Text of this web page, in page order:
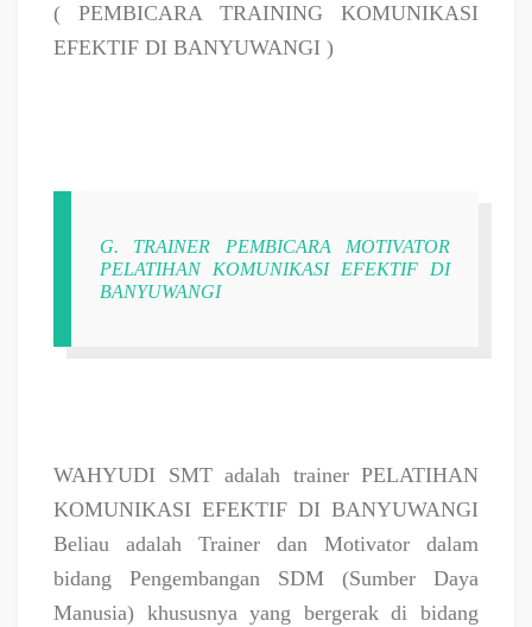
( PEMBICARA TRAINING KOMUNIKASI
EFEKTIF DI BANYUWANGI )
G. TRAINER PEMBICARA MOTIVATOR
PELATIHAN KOMUNIKASI EFEKTIF DI
BANYUWANGI
WAHYUDI SMT adalah trainer PELATIHAN
KOMUNIKASI EFEKTIF DI BANYUWANGI
Beliau adalah Trainer dan Motivator dalam
bidang Pengembangan SDM (Sumber Daya
Manusia) khususnya yang bergerak di bidang